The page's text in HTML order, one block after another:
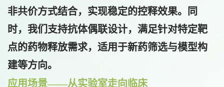
非共价方式结合，实现稳定的控释效果。同
时，我们支持抗体偶联设计，满足针对特定靶
点的药物释放需求，适用于新药筛选与模型构
建等方向。
应用场景——从实验室走向临床